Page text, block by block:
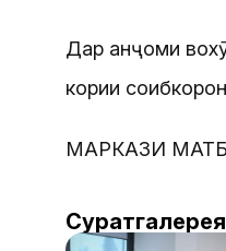
Дар анҷоми
кории
МАРКАЗИ
Суратгалерея